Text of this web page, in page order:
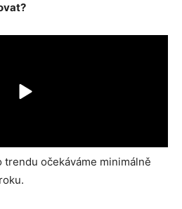
očekáváme minimálně